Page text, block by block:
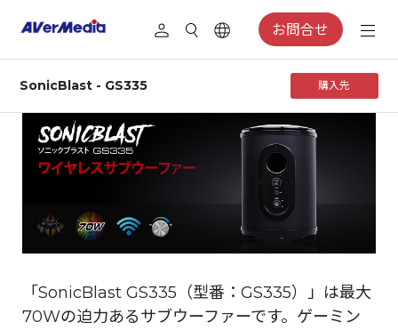
お問合せ
SonicBlast - GS335 購入先
「SonicBlast GS335（型番：GS335）」は最大
70Wの迫力あるサブウーファーです。ゲーミン